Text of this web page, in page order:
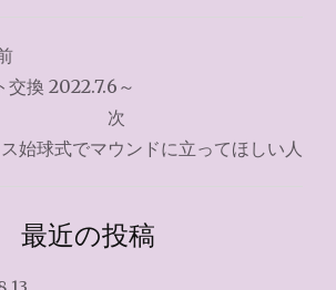
交換 2022.7.6～
次
始球式でマウンドに立ってほしい人
最近の投稿